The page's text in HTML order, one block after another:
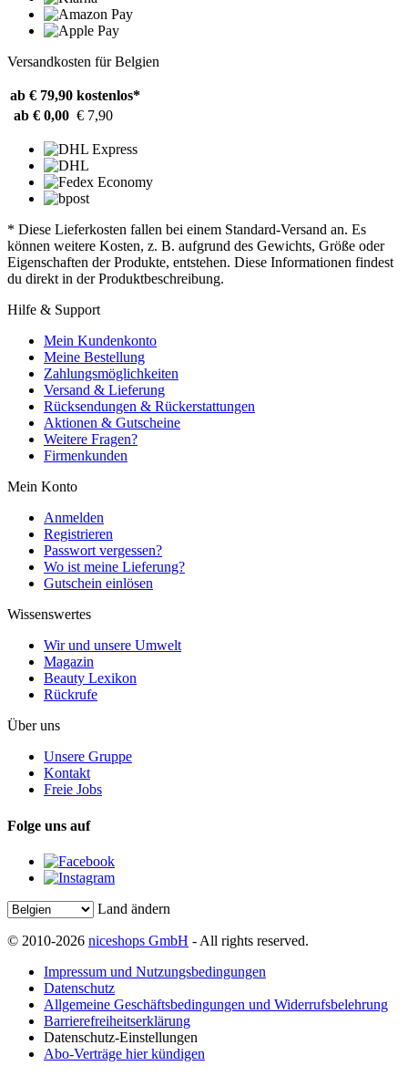
Versandkosten für Belgien
ab € 79,90 kostenlos*
ab € 0,00 € 7,90
* Diese Lieferkosten fallen bei einem Standard-Versand an. Es
können weitere Kosten, z. B. aufgrund des Gewichts, Größe oder
Eigenschaften der Produkte, entstehen. Diese Informationen findest
du direkt in der Produktbeschreibung.
Hilfe & Support
Mein Kundenkonto
Meine Bestellung
Zahlungsmöglichkeiten
Versand & Lieferung
Rücksendungen & Rückerstattungen
Aktionen & Gutscheine
Weitere Fragen?
Firmenkunden
Mein Konto
Anmelden
Registrieren
Passwort vergessen?
Wo ist meine Lieferung?
Gutschein einlösen
Wissenswertes
Wir und unsere Umwelt
Magazin
Beauty Lexikon
Rückrufe
Über uns
Unsere Gruppe
Kontakt
Freie Jobs
Folge uns auf
Land ändern
© 2010-2026 niceshops GmbH - All rights reserved.
Impressum und Nutzungsbedingungen
Datenschutz
Allgemeine Geschäftsbedingungen und Widerrufsbelehrung
Barrierefreiheitserklärung
Datenschutz-Einstellungen
Abo-Verträge hier kündigen